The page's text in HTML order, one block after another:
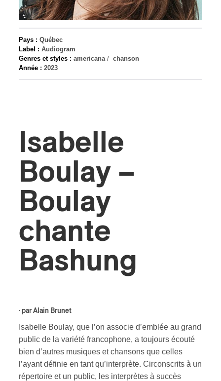
Pays : Québec
Label : Audiogram
Genres et styles : americana/ chanson
Année : 2023
Isabelle
Boulay –
Boulay
chante
Bashung
· parAlain Brunet
Isabelle Boulay, que l’on associe d’emblée au grand
public de la variété francophone, a toujours écouté
bien d’autres musiques et chansons que celles
l’ayant définie en tant qu’interprète. Circonscrits à un
répertoire et un public, les interprètes à succès